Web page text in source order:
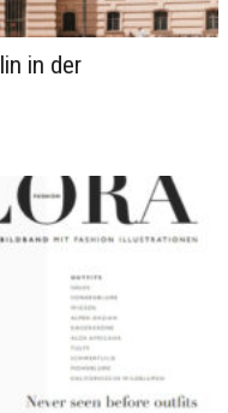
in der